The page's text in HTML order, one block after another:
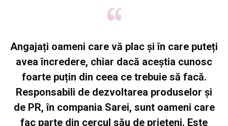
Angajați oameni care vă plac și în care puteți
avea încredere, chiar dacă aceștia cunosc
foarte puțin din ceea ce trebuie să facă.
Responsabili de dezvoltarea produselor și
de PR, în compania Sarei, sunt oameni care
fac parte din cercul său de prieteni. Este